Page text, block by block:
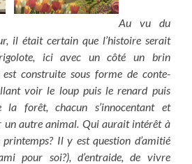
Au vu du
il était certain que l’histoire serait
ici avec un côté un brin
est construite sous forme de conte-
voir le loup puis le renard puis
la forêt, chacun s’innocentant et
un autre animal. Qui aurait intérêt à
Il y est question d’amitié
pour soi?), d’entraide, de vivre